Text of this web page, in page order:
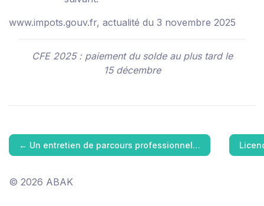
www.impots.gouv.fr, actualité du 3 novembre 2025
CFE 2025 : paiement du solde au plus tard le
15 décembre
← Un entretien de parcours professionnel…
© 2026 ABAK